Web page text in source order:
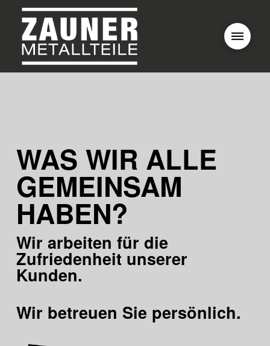
WAS WIR ALLE
GEMEINSAM
HABEN?
Wir arbeiten für die
Zufriedenheit unserer
Kunden.
Wir betreuen Sie persönlich.